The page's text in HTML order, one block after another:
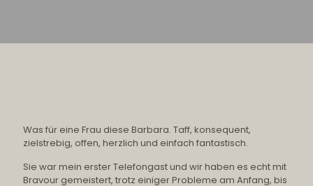
Was für eine Frau diese Barbara. Taff, konsequent,
zielstrebig, offen, herzlich und einfach fantastisch.
Sie war mein erster Telefongast und wir haben es echt mit
Bravour gemeistert, trotz einiger Probleme am Anfang, bis